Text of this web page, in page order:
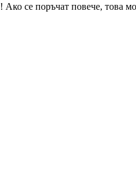
се поръчат повече, това